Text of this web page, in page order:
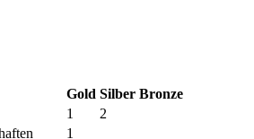
Gold Silber Bronze
1
2
1